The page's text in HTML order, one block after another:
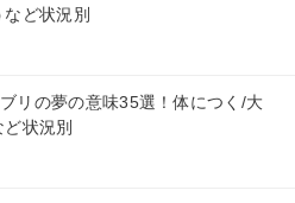
など状況別
ブリの夢の意味35選！体につく/大
状況別